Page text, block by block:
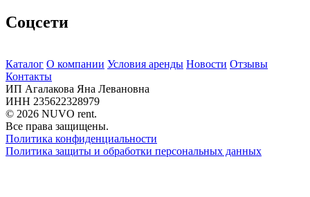
Соцсети
Каталог О компании Условия аренды Новости Отзывы
Контакты
ИП Агалакова Яна Левановна
ИНН 235622328979
© 2026 NUVO rent.
Все права защищены.
Политика конфиденциальности
Политика защиты и обработки персональных данных